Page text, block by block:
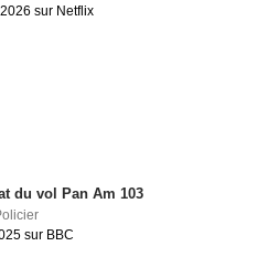
sur Netflix
du vol Pan Am 103
sur BBC